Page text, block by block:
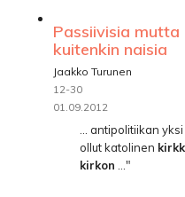
Passiivisia mutta
kuitenkin naisia
Jaakko Turunen
12-30
01.09.2012
... antipolitiikan
ollut katolinen
kirkon ..."